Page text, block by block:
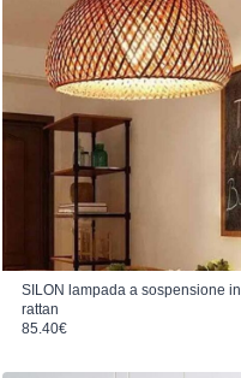
SILON lampada a sospensione in
rattan
85.40€